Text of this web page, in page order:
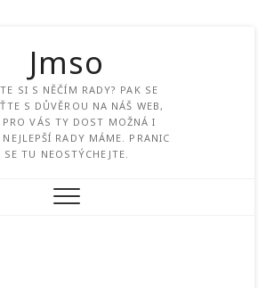
Jmso
SI S NĚČÍM RADY? PAK SE
S DŮVĚROU NA NÁŠ WEB,
PRO VÁS TY DOST MOŽNÁ I
NEJLEPŠÍ RADY MÁME. PRANIC
SE TU NEOSTÝCHEJTE.